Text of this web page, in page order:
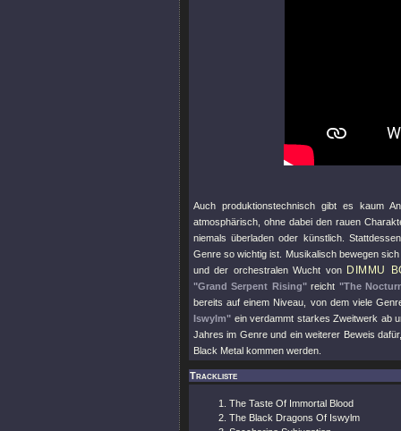
Auch produktionstechnisch gibt es kaum
atmosphärisch, ohne dabei den rauen
niemals überladen oder künstlich.
Genre so wichtig ist. Musikalisch bewegen sich
und der orchestralen Wucht von DIMMU
"Grand Serpent Rising"reicht "The
bereits auf einem Niveau, von dem viele
Iswylm" ein verdammt starkes Zweitwerk ab
Jahres im Genre und ein weiterer Beweis
Black Metal kommen werden.
Trackliste
The Taste Of Immortal Blood
The Black Dragons Of Iswylm